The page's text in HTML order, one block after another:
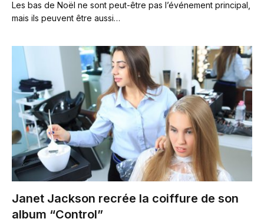
Les bas de Noël ne sont peut-être pas l’événement principal,
mais ils peuvent être aussi…
Janet Jackson recrée la coiffure de son
album “Control”